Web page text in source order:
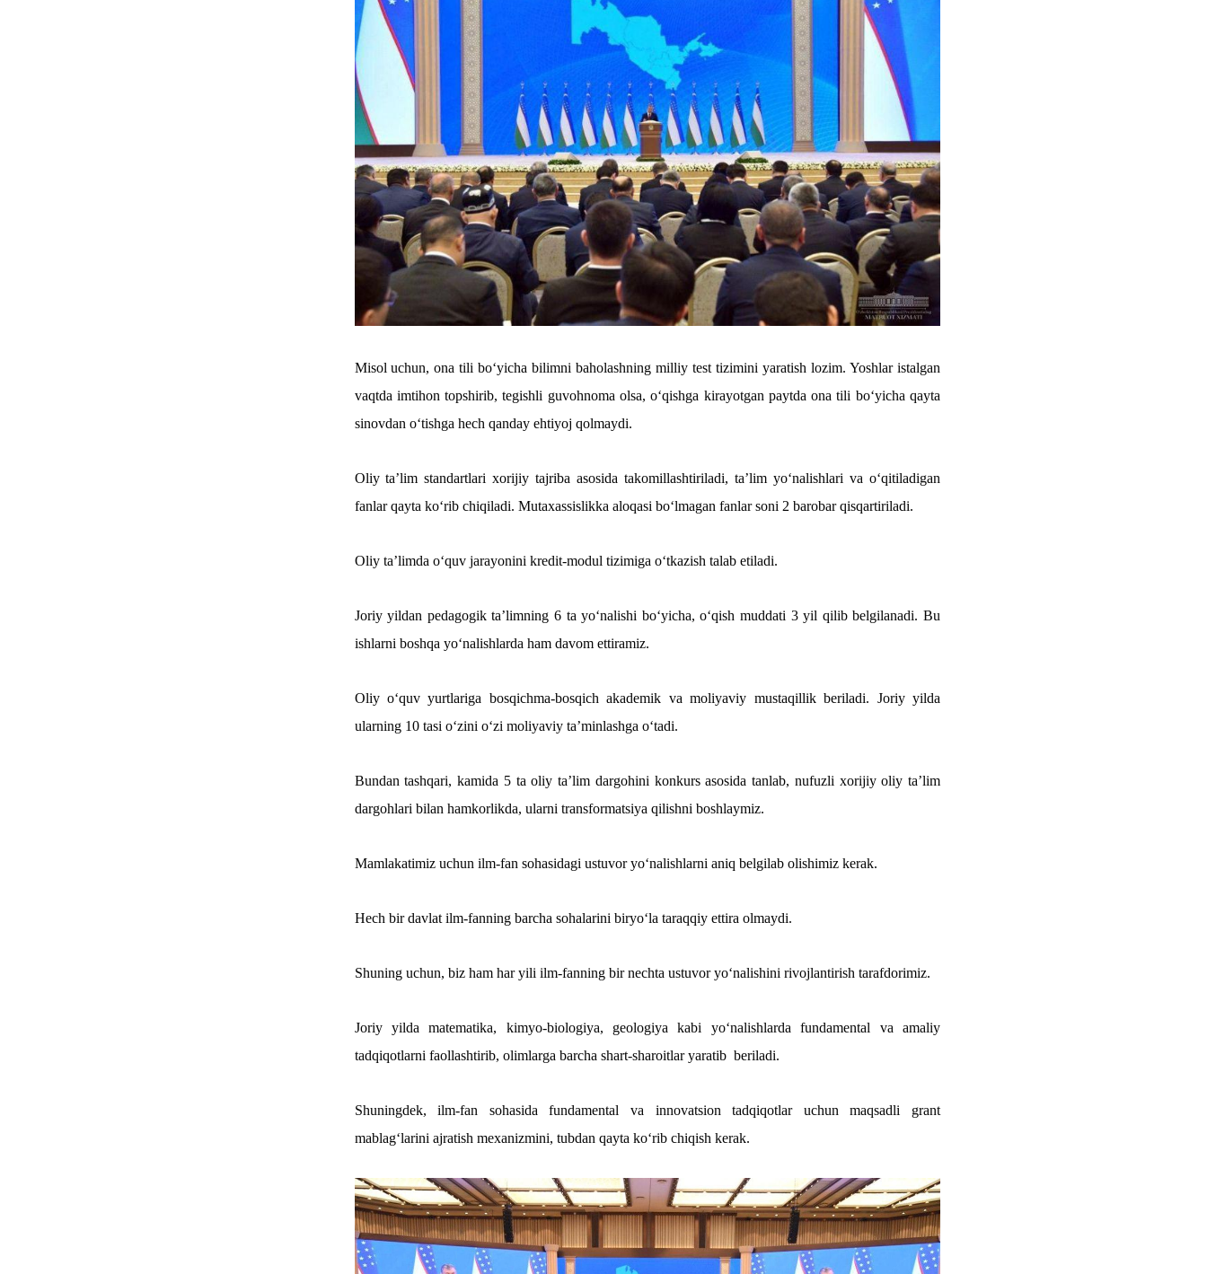
Misol uchun, ona tili bo‘yicha bilimni baholashning milliy test tizimini yaratish lozim. Yoshlar istalgan
vaqtda imtihon topshirib, tegishli guvohnoma olsa, o‘qishga kirayotgan paytda ona tili bo‘yicha qayta
sinovdan o‘tishga hech qanday ehtiyoj qolmaydi.
Oliy ta’lim standartlari xorijiy tajriba asosida takomillashtiriladi, ta’lim yo‘nalishlari va o‘qitiladigan
fanlar qayta ko‘rib chiqiladi. Mutaxassislikka aloqasi bo‘lmagan fanlar soni 2 barobar qisqartiriladi.
Oliy ta’limda o‘quv jarayonini kredit-modul tizimiga o‘tkazish talab etiladi.
Joriy yildan pedagogik ta’limning 6 ta yo‘nalishi bo‘yicha, o‘qish muddati 3 yil qilib belgilanadi. Bu
ishlarni boshqa yo‘nalishlarda ham davom ettiramiz.
Oliy o‘quv yurtlariga bosqichma-bosqich akademik va moliyaviy mustaqillik beriladi. Joriy yilda
ularning 10 tasi o‘zini o‘zi moliyaviy ta’minlashga o‘tadi.
Bundan tashqari, kamida 5 ta oliy ta’lim dargohini konkurs asosida tanlab, nufuzli xorijiy oliy ta’lim
dargohlari bilan hamkorlikda, ularni transformatsiya qilishni boshlaymiz.
Mamlakatimiz uchun ilm-fan sohasidagi ustuvor yo‘nalishlarni aniq belgilab olishimiz kerak.
Hech bir davlat ilm-fanning barcha sohalarini biryo‘la taraqqiy ettira olmaydi.
Shuning uchun, biz ham har yili ilm-fanning bir nechta ustuvor yo‘nalishini rivojlantirish tarafdorimiz.
Joriy yilda matematika, kimyo-biologiya, geologiya kabi yo‘nalishlarda fundamental va amaliy
tadqiqotlarni faollashtirib, olimlarga barcha shart-sharoitlar yaratib beriladi.
Shuningdek, ilm-fan sohasida fundamental va innovatsion tadqiqotlar uchun maqsadli grant
mablag‘larini ajratish mexanizmini, tubdan qayta ko‘rib chiqish kerak.